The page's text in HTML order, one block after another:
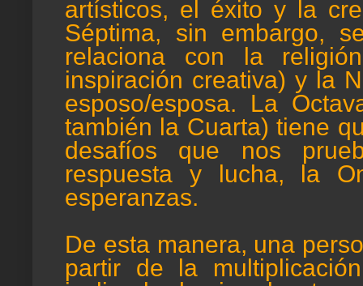
artísticos, el éxito y la
Séptima, sin embargo,
relaciona con la
inspiración creativa) y la
esposo/esposa. La
también la Cuarta) tiene
desafíos que nos
respuesta y lucha, la
esperanzas.
De esta manera, una
partir de la